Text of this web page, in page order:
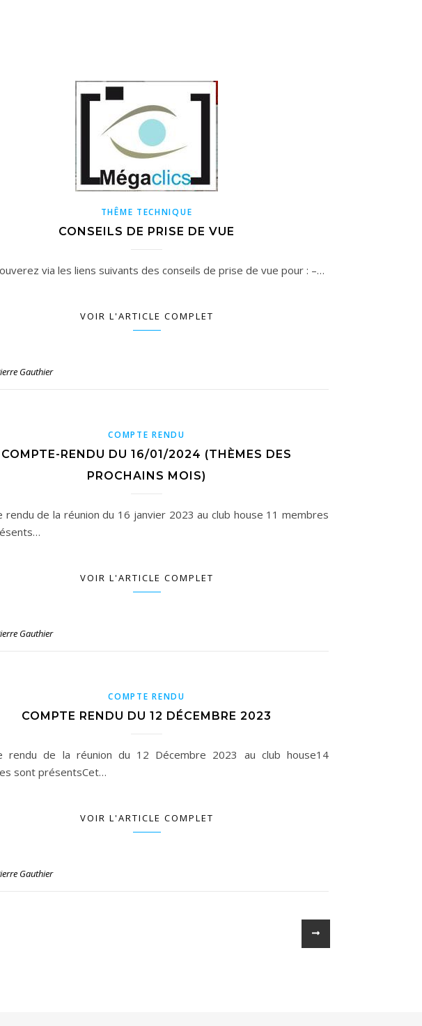
THÊME TECHNIQUE
CONSEILS DE PRISE DE VUE
via les liens suivants des conseils de prise de vue pour : –…
VOIR L'ARTICLE COMPLET
Gauthier
COMPTE RENDU
COMPTE-RENDU DU 16/01/2024 (THÈMES DES
PROCHAINS MOIS)
rendu de la réunion du 16 janvier 2023 au club house 11 membres
VOIR L'ARTICLE COMPLET
Gauthier
COMPTE RENDU
COMPTE RENDU DU 12 DÉCEMBRE 2023
rendu de la réunion du 12 Décembre 2023 au club house14
sont présentsCet…
VOIR L'ARTICLE COMPLET
Gauthier